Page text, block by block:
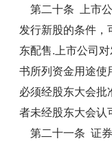
第二十条 上市
发行新股的条件，
东配售.上市公司
书所列资金用途使
必须经股东大会
者未经股东大会认
第二十一条 证